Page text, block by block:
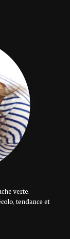
verte.
tendance et